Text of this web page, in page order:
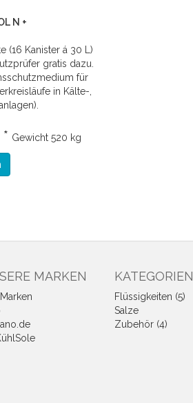
N +
(16 Kanister á 30 L)
gratis dazu.
für
in Kälte-,
Gewicht 520 kg
MARKEN KATEGORIEN
Flüssigkeiten (5)
Salze
Zubehör (4)